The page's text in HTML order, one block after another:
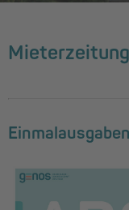
Mieterzeitung
Einmalausgaben